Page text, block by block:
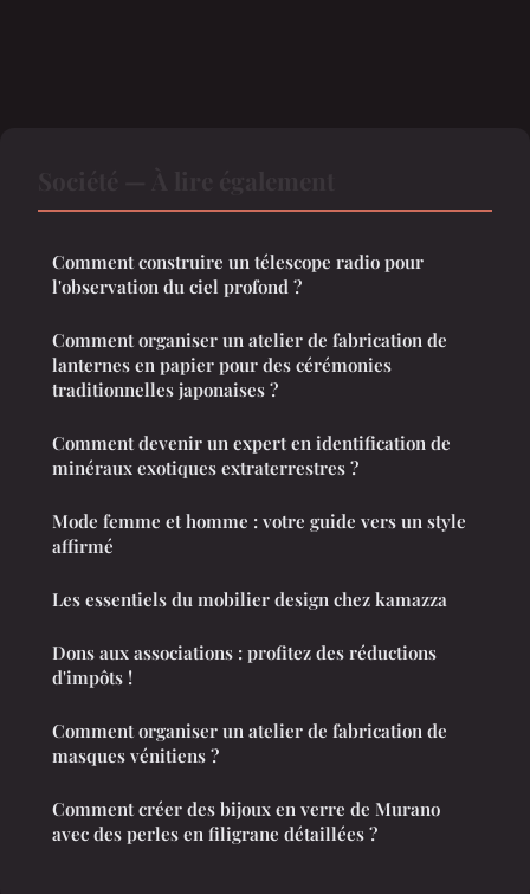
Comment construire un télescope radio pour
l'observation du ciel profond ?
Comment organiser un atelier de fabrication de
lanternes en papier pour des cérémonies
traditionnelles japonaises ?
Comment devenir un expert en identification de
minéraux exotiques extraterrestres ?
Mode femme et homme : votre guide vers un style
affirmé
Les essentiels du mobilier design chez kamazza
Dons aux associations : profitez des réductions
d'impôts !
Comment organiser un atelier de fabrication de
masques vénitiens ?
Comment créer des bijoux en verre de Murano
avec des perles en filigrane détaillées ?